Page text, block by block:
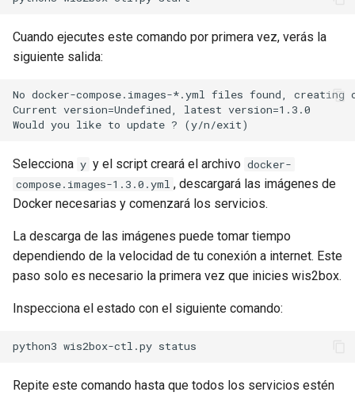
Cuando ejecutes este comando por primera vez, verás la
siguiente salida:
No docker-compose.images-*.yml files found, creating
Current version=Undefined, latest version=1.3.0
Selecciona y y el script creará el archivo docker-
compose.images-1.3.0.yml , descargará las imágenes de
Docker necesarias y comenzará los servicios.
La descarga de las imágenes puede tomar tiempo
dependiendo de la velocidad de tu conexión a internet. Este
paso solo es necesario la primera vez que inicies wis2box.
Inspecciona el estado con el siguiente comando:
Repite este comando hasta que todos los servicios estén